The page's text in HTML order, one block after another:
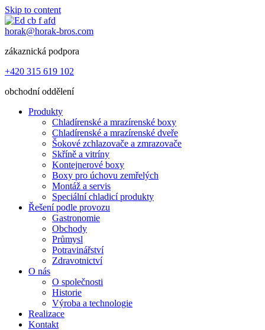
Skip to content
horak@horak-bros.com
zákaznická podpora
+420 315 619 102
obchodní oddělení
Produkty
Chladírenské a mrazírenské boxy
Chladírenské a mrazírenské dveře
Šokové zchlazovače a zmrazovače
Skříně a vitríny
Kontejnerové boxy
Boxy pro úchovu zemřelých
Montáž a servis
Speciální chladicí produkty
Řešení podle provozu
Gastronomie
Obchody
Průmysl
Potravinářství
Zdravotnictví
O nás
O společnosti
Historie
Výroba a technologie
Realizace
Kontakt